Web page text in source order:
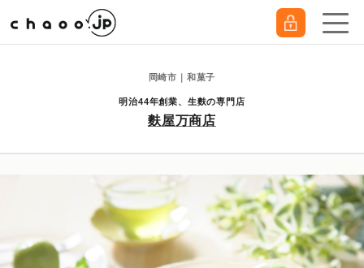
岡崎市｜和菓子
明治44年創業、生麩の専門店
麩屋万商店